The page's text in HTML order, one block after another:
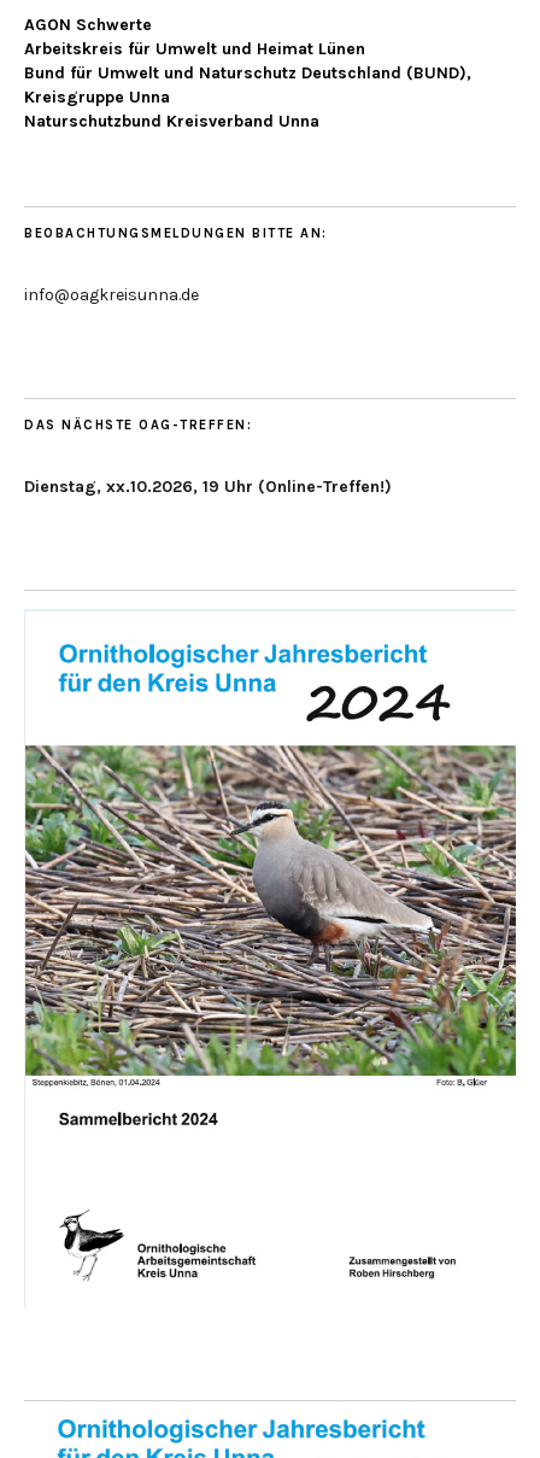
AGON Schwerte
Arbeitskreis für Umwelt und Heimat Lünen
Bund für Umwelt und Naturschutz Deutschland (BUND),
Kreisgruppe Unna
Naturschutzbund Kreisverband Unna
BEOBACHTUNGSMELDUNGEN BITTE AN:
info@oagkreisunna.de
DAS NÄCHSTE OAG-TREFFEN:
Dienstag, xx.10.2026, 19 Uhr (Online-Treffen!)